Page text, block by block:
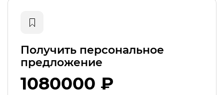
Получить персональное
предложение
1080000 ₽